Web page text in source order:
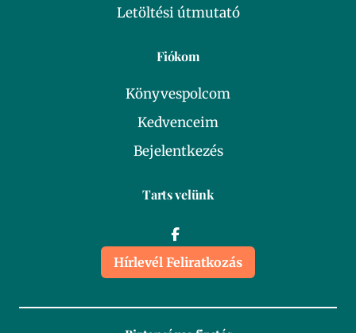
Letöltési útmutató
Fiókom
Könyvespolcom
Kedvenceim
Bejelentkezés
Tarts velünk
Hírlevél Feliratkozás